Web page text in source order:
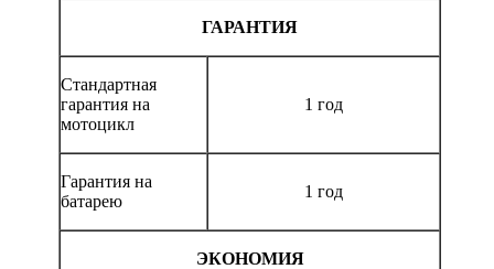
ГАРАНТИЯ
Стандартная
гарантия на
мотоцикл
1 год
Гарантия на
батарею
1 год
ЭКОНОМИЯ